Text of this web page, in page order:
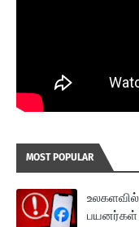
MOST POPULAR
பயனர்கள்